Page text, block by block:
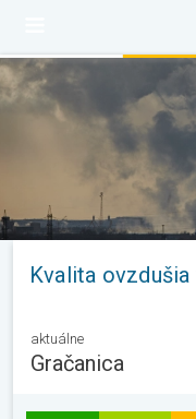
Kvalita
aktuálne
Gračanica